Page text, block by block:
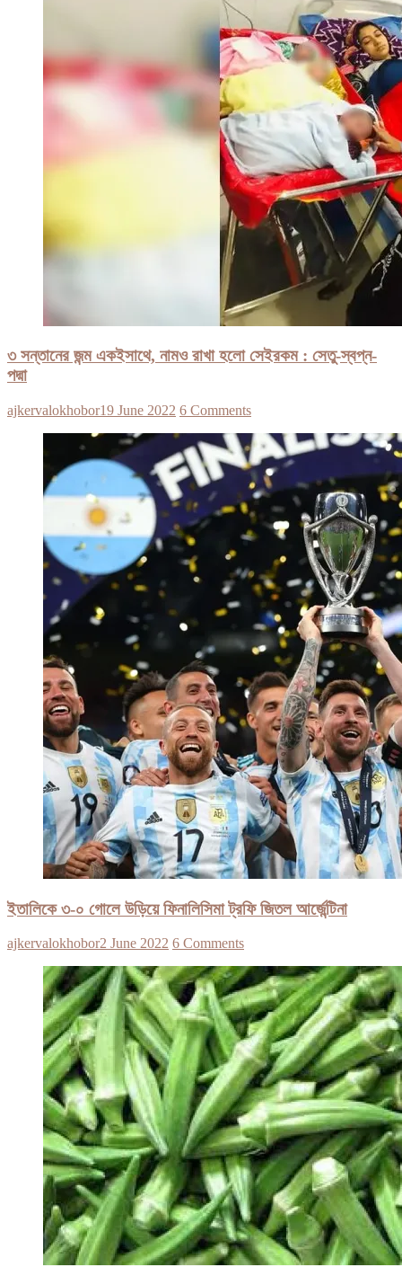
৩ সন্তানের জন্ম একইসাথে, নামও রাখা হলো সেইরকম : সেতু-স্বপ্ন-
পদ্মা
ajkervalokhobor19 June 2022 6 Comments
ইতালিকে ৩-০ গোলে উড়িয়ে ফিনালিসিমা ট্রফি জিতল আর্জেন্টিনা
ajkervalokhobor2 June 2022 6 Comments